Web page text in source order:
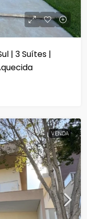
| 3 Suítes |
VENDA